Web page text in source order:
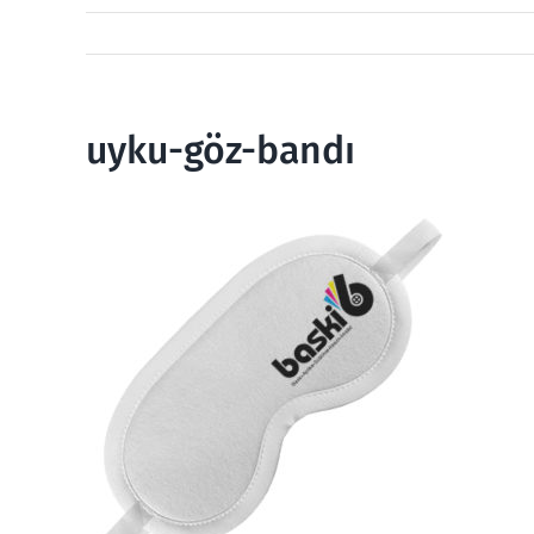
uyku-göz-bandı